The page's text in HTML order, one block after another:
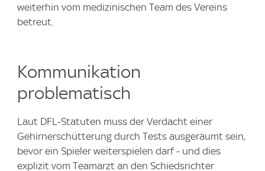
weiterhin vom medizinischen Team des Vereins
betreut.
Kommunikation
problematisch
Laut DFL-Statuten muss der Verdacht einer
Gehirnerschütterung durch Tests ausgeräumt sein,
bevor ein Spieler weiterspielen darf - und dies
explizit vom Teamarzt an den Schiedsrichter